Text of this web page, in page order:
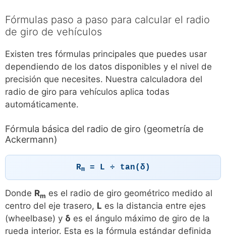
Fórmulas paso a paso para calcular el radio
de giro de vehículos
Existen tres fórmulas principales que puedes usar
dependiendo de los datos disponibles y el nivel de
precisión que necesites. Nuestra calculadora del
radio de giro para vehículos aplica todas
automáticamente.
Fórmula básica del radio de giro (geometría de
Ackermann)
Rm= L ÷ tan(δ)
Donde Rm es el radio de giro geométrico medido al
centro del eje trasero, L es la distancia entre ejes
(wheelbase) y δ es el ángulo máximo de giro de la
rueda interior. Esta es la fórmula estándar definida